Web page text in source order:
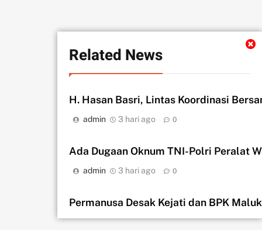
Related News
H. Hasan Basri, Lintas Koordinasi
admin 3 hari ago 0
Ada Dugaan Oknum TNI-Polri Peralat
admin 3 hari ago 0
Permanusa Desak Kejati dan BPK
admin 5 hari ago 0